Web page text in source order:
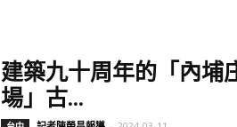
建築九十周年的「內埔
場」古...